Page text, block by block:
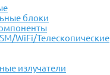
блоки
WiFi/Телескопические
излучатели